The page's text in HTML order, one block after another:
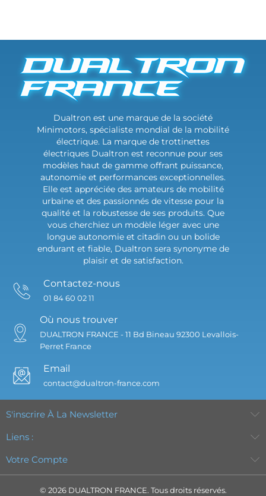
Dualtron est une marque de la société
Minimotors, spécialiste mondial de la mobilité
électrique. La marque de trottinettes
électriques Dualtron est reconnue pour ses
modèles haut de gamme offrant puissance,
autonomie et performances exceptionnelles.
Elle est appréciée des amateurs de mobilité
urbaine et des passionnés de vitesse pour la
qualité et la robustesse de ses produits. Que
vous cherchiez un modèle léger avec une
longue autonomie et citadin ou un bolide
endurant et fiable, Dualtron sera synonyme de
plaisir et de satisfaction.
Contactez-nous
01 84 60 02 11
Où nous trouver
DUALTRON FRANCE - 11 Bd Bineau 92300 Levallois-
Perret France
Email
contact@dualtron-france.com
S'inscrire À La Newsletter
Liens :
Votre Compte
© 2026 DUALTRON FRANCE. Tous droits réservés.